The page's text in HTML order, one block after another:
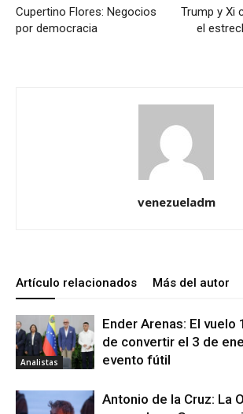
Cupertino Flores: Negocios
por democracia
Trump y Xi
el
venezueladm
Artículo relacionados Más del autor
Analistas
Ender Arenas: El vuelo
de convertir el 3 de
evento fútil
Antonio de la Cruz: La